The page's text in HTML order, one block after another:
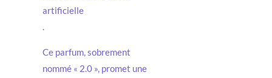
artificielle
.
Ce parfum, sobrement
nommé « 2.0 », promet une